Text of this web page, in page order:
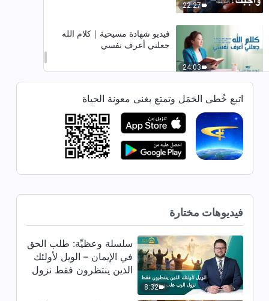
22:27
24:03
فيديو شهادة مسيحية｜كلام الله
جعلني أعرف نفسي
30:28
فيديو شهادة مسيحية | النهوض في
مواجهة الفشل (دبلجة عربية)
فيديو شهادة مسيحية | تعلَّمتُ كيف
26:30
فيديو شهادة مسيحية｜كلام الله
غيّرني
اتبع خُطى الحَمَل وتمتع بغنى معونة الحياة
فيديوهات مختارة
8:32
سلسلة وعظيِّة: طلب الحق
في الإيمان – الويل لأولئك
الذين ينتظرون فقط نزول